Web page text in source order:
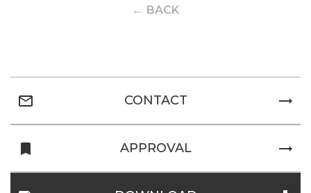
← BACK
turned_in APPROVAL trending_flat
mail_outline CONTACT trending_flat